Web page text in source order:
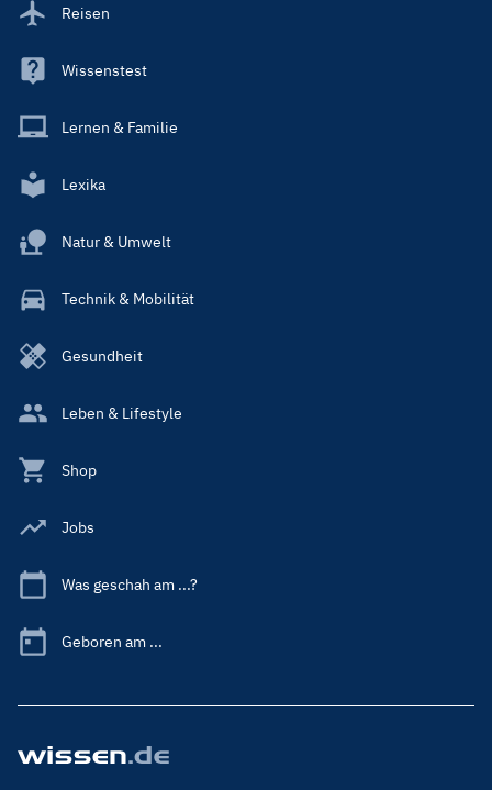
Reisen
Wissenstest
Lernen & Familie
Lexika
Natur & Umwelt
Technik & Mobilität
Gesundheit
Leben & Lifestyle
Shop
Jobs
Was geschah am ...?
Geboren am ...